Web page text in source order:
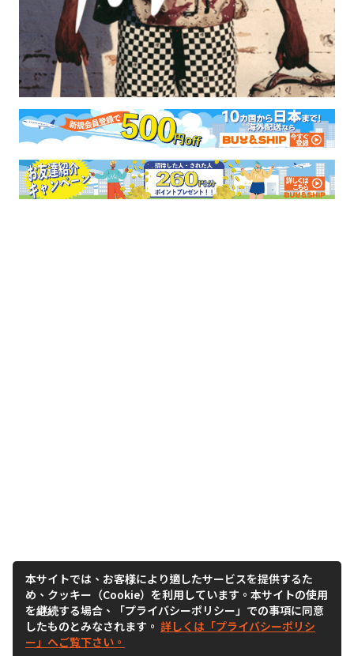
本サイトでは、お客様により適したサービスを提供するた
め、クッキー（Cookie）を利用しています。本サイトの使用
を継続する場合、「プライバシーポリシー」での事項に同意
したものとみなされます。 詳しくは「プライバシーポリシ
ー」へご覧下さい。